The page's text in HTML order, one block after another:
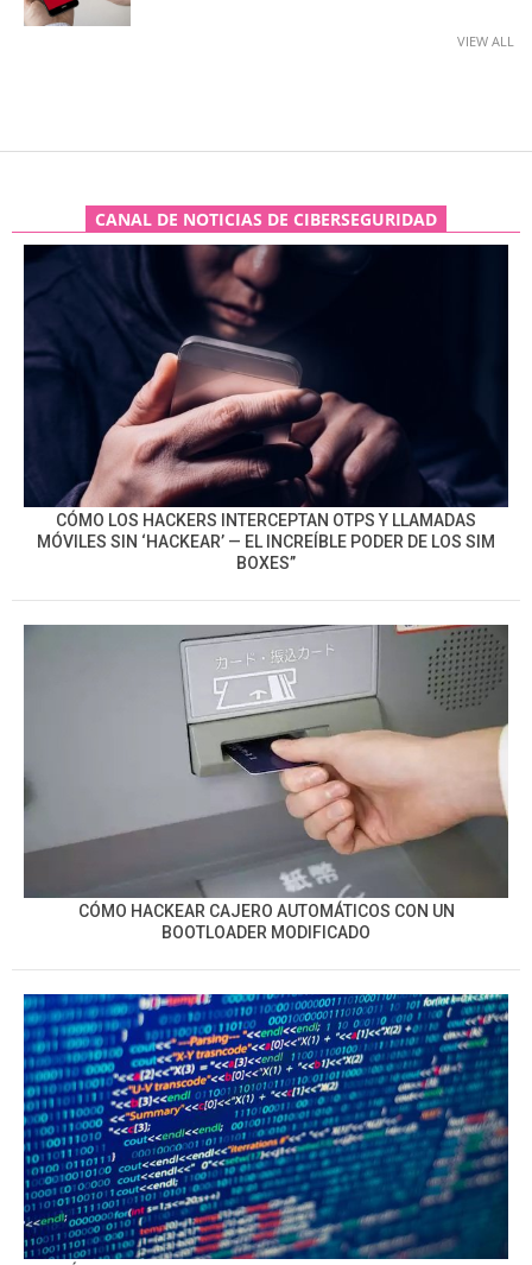
VIEW ALL
CANAL DE NOTICIAS DE CIBERSEGURIDAD
CÓMO LOS HACKERS INTERCEPTAN OTPS Y LLAMADAS
MÓVILES SIN ‘HACKEAR’ — EL INCREÍBLE PODER DE LOS SIM
BOXES”
CÓMO HACKEAR CAJERO AUTOMÁTICOS CON UN
BOOTLOADER MODIFICADO